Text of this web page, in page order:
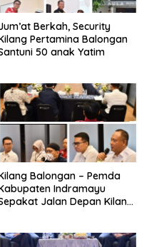
Berkah, Security
Pertamina Balongan
50 anak Yatim
Balongan – Pemda
Indramayu
Jalan Depan Kilang
Sukaurip-Sukareja